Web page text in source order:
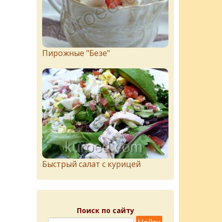
Пирожныe "Бeзe"
Быстрый салат с курицей
Поиск по сайту